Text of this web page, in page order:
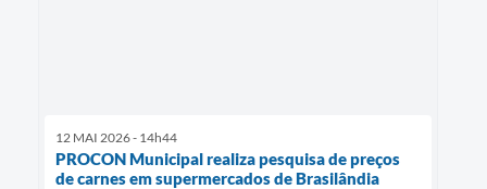
12 MAI 2026 - 14h44
PROCON Municipal realiza pesquisa de preços
de carnes em supermercados de Brasilândia